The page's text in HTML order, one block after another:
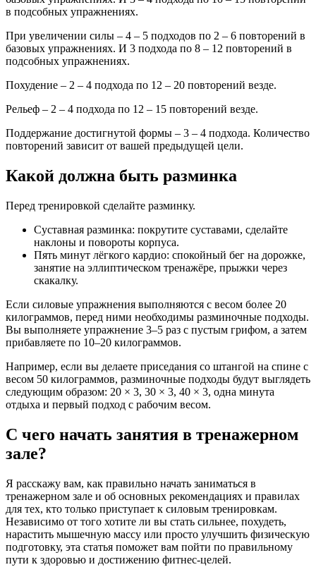
в подсобных упражнениях.
При увеличении силы – 4 – 5 подходов по 2 – 6 повторений в
базовых упражнениях. И 3 подхода по 8 – 12 повторений в
подсобных упражнениях.
Похудение – 2 – 4 подхода по 12 – 20 повторений везде.
Рельеф – 2 – 4 подхода по 12 – 15 повторений везде.
Поддержание достигнутой формы – 3 – 4 подхода. Количество
повторений зависит от вашей предыдущей цели.
Какой должна быть разминка
Перед тренировкой сделайте разминку.
Суставная разминка: покрутите суставами, сделайте
наклоны и повороты корпуса.
Пять минут лёгкого кардио: спокойный бег на дорожке,
занятие на эллиптическом тренажёре, прыжки через
скакалку.
Если силовые упражнения выполняются с весом более 20
килограммов, перед ними необходимы разминочные подходы.
Вы выполняете упражнение 3–5 раз с пустым грифом, а затем
прибавляете по 10–20 килограммов.
Например, если вы делаете приседания со штангой на спине с
весом 50 килограммов, разминочные подходы будут выглядеть
следующим образом: 20 × 3, 30 × 3, 40 × 3, одна минута
отдыха и первый подход с рабочим весом.
С чего начать занятия в тренажерном
зале?
Я расскажу вам, как правильно начать заниматься в
тренажерном зале и об основных рекомендациях и правилах
для тех, кто только приступает к силовым тренировкам.
Независимо от того хотите ли вы стать сильнее, похудеть,
нарастить мышечную массу или просто улучшить физическую
подготовку, эта статья поможет вам пойти по правильному
пути к здоровью и достижению фитнес-целей.